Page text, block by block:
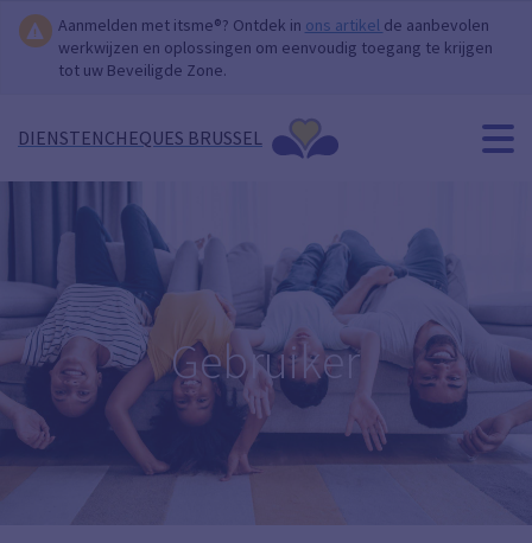
Aanmelden met itsme®? Ontdek in ons artikel de aanbevolen
werkwijzen en oplossingen om eenvoudig toegang te krijgen
tot uw Beveiligde Zone.
DIENSTENCHEQUES BRUSSEL
Gebruiker